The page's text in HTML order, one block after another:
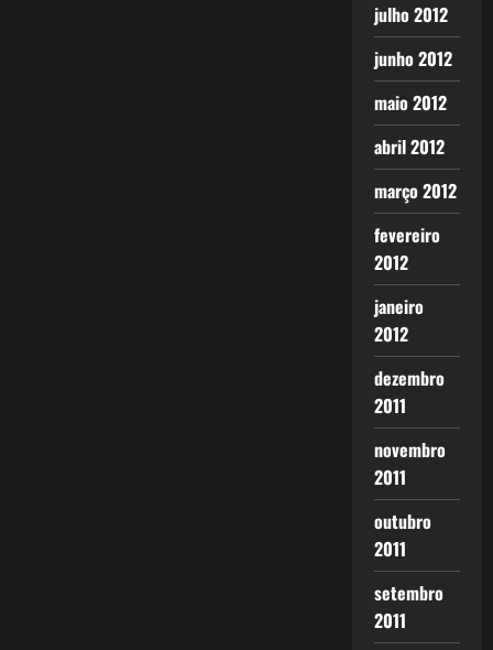
julho 2012
junho 2012
maio 2012
abril 2012
março 2012
fevereiro
2012
janeiro
2012
dezembro
2011
novembro
2011
outubro
2011
setembro
2011